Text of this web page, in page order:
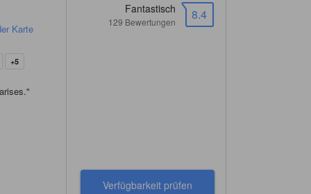
Karte
+5
"
8.4
Fantastisch
129 Bewertungen
Verfügbarkeit prüfen